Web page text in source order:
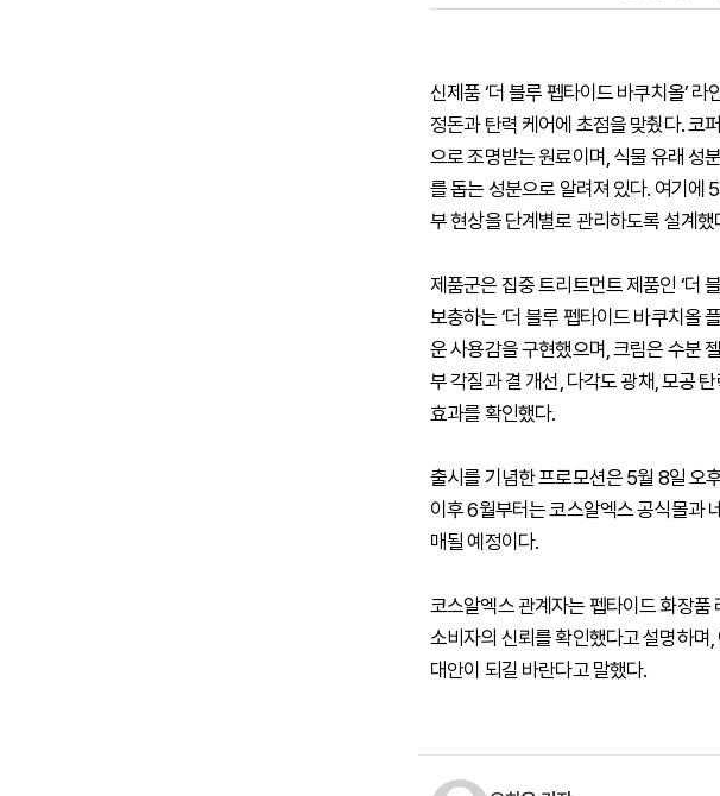
신제품 ‘더 블루 펩타이드 바쿠치올’
정돈과 탄력 케어에 초점을 맞췄다. 코
으로 조명받는 원료이며, 식물 유래 성
를 돕는 성분으로 알려져 있다. 여기에
부 현상을 단계별로 관리하도록 설계했
제품군은 집중 트리트먼트 제품인 ‘더
보충하는 ‘더 블루 펩타이드 바쿠치올
운 사용감을 구현했으며, 크림은 수분
부 각질과 결 개선, 다각도 광채, 모공
효과를 확인했다.
출시를 기념한 프로모션은 5월 8일 오
이후 6월부터는 코스알엑스 공식몰과
매될 예정이다.
코스알엑스 관계자는 펩타이드 화장품
소비자의 신뢰를 확인했다고 설명하며
대안이 되길 바란다고 말했다.